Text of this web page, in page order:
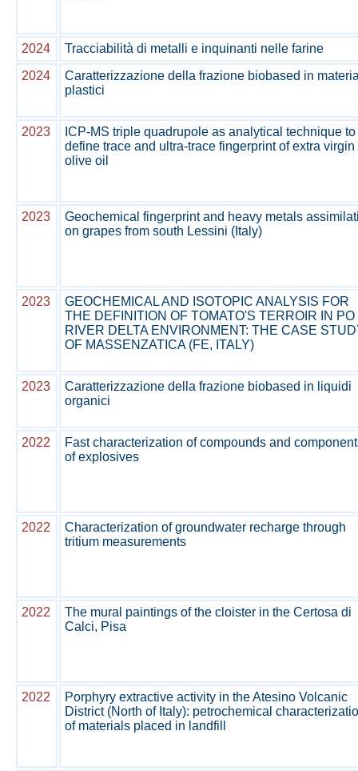
2024
Tracciabilità di metalli e inquinanti nelle farine
2024
Caratterizzazione della frazione biobased in
plastici
2023
ICP-MS triple quadrupole as analytical technique to
define trace and ultra-trace fingerprint of extra virgin
olive oil
2023
Geochemical fingerprint and heavy metals
on grapes from south Lessini (Italy)
2023
GEOCHEMICAL AND ISOTOPIC ANALYSIS FOR
THE DEFINITION OF TOMATO'S TERROIR IN PO
RIVER DELTA ENVIRONMENT: THE CASE
OF MASSENZATICA (FE, ITALY)
2023
Caratterizzazione della frazione biobased in liquidi
organici
2022
Fast characterization of compounds and
of explosives
2022
Characterization of groundwater recharge through
tritium measurements
2022
The mural paintings of the cloister in the Certosa di
Calci, Pisa
2022
Porphyry extractive activity in the Atesino Volcanic
District (North of Italy): petrochemical
of materials placed in landfill